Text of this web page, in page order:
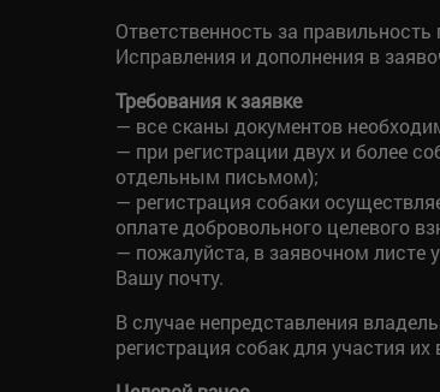
Ответственность за
Исправления и дополнения в
Требования к заявке
— все сканы документов
— при регистрации двух и более
отдельным письмом);
— регистрация собаки
оплате добровольного целевого
— пожалуйста, в заявочном листе
Вашу почту.
В случае непредставления
регистрация собак для участия